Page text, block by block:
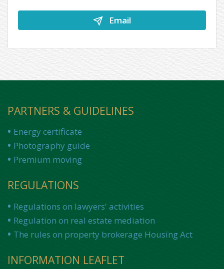
Email
PARTNERS & GUIDELINES
Energy certificate
Photography guide
Premium moving
REGULATIONS
Regulations on lawyers' activities
Regulation on real estate mediation
The rules on property brokerage Housing Act
INFORMATION LEAFLET